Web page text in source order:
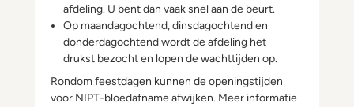
afdeling. U bent dan vaak snel aan de beurt.
Op maandagochtend, dinsdagochtend en
donderdagochtend wordt de afdeling het
drukst bezocht en lopen de wachttijden op.
Rondom feestdagen kunnen de openingstijden
voor NIPT-bloedafname afwijken. Meer informatie